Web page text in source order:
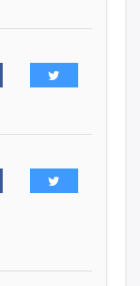
их байгааг